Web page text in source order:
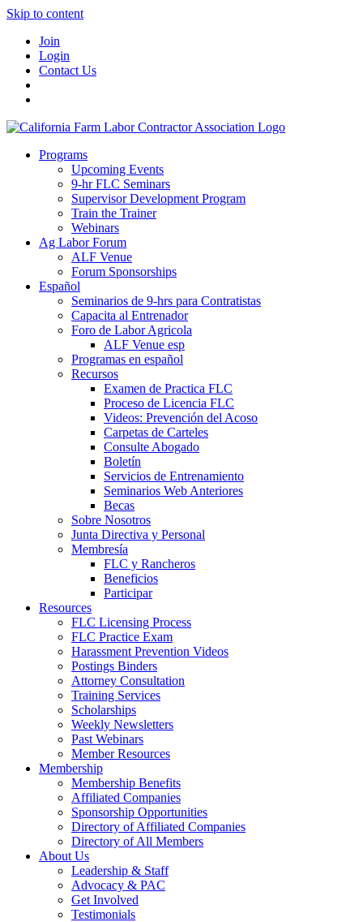
Skip to content
Join
Login
Contact Us
Programs
Upcoming Events
9-hr FLC Seminars
Supervisor Development Program
Train the Trainer
Webinars
Ag Labor Forum
ALF Venue
Forum Sponsorships
Español
Seminarios de 9-hrs para Contratistas
Capacita al Entrenador
Foro de Labor Agricola
ALF Venue esp
Programas en español
Recursos
Examen de Practica FLC
Proceso de Licencia FLC
Videos: Prevención del Acoso
Carpetas de Carteles
Consulte Abogado
Boletín
Servicios de Entrenamiento
Seminarios Web Anteriores
Becas
Sobre Nosotros
Junta Directiva y Personal
Membresía
FLC y Rancheros
Beneficios
Participar
Resources
FLC Licensing Process
FLC Practice Exam
Harassment Prevention Videos
Postings Binders
Attorney Consultation
Training Services
Scholarships
Weekly Newsletters
Past Webinars
Member Resources
Membership
Membership Benefits
Affiliated Companies
Sponsorship Opportunities
Directory of Affiliated Companies
Directory of All Members
About Us
Leadership & Staff
Advocacy & PAC
Get Involved
Testimonials